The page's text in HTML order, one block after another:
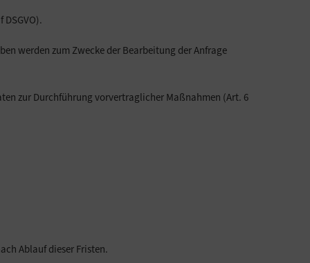
werden zum Zwecke der Bearbeitung der Anfrage
zur Durchführung vorvertraglicher Maßnahmen (Art. 6
Ablauf dieser Fristen.